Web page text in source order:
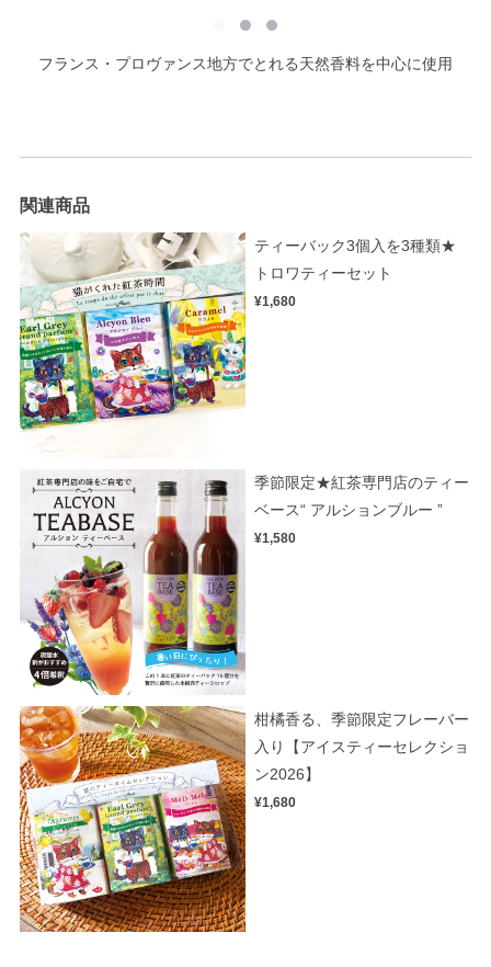
フランス・プロヴァンス地方でとれる天然香料を中心に使用
関連商品
ティーバック3個入を3種類★
トロワティーセット
¥1,680
季節限定★紅茶専門店のティー
ベース“ アルションブルー ”
¥1,580
柑橘香る、季節限定フレーバー
入り【アイスティーセレクショ
ン2026】
¥1,680